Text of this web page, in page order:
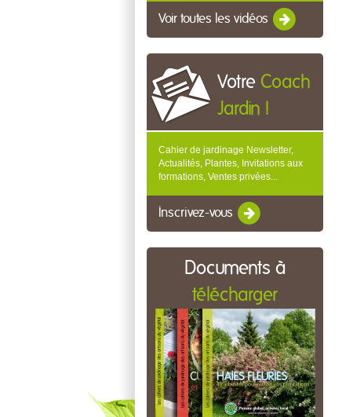
Voir toutes les vidéos
Votre Coach
Jardin !
Cahier de jardinage Newsletter,
Actualités, Plantes, Invitations aux
formations, Ventes privées...
Inscrivez-vous
Documents à
télécharger